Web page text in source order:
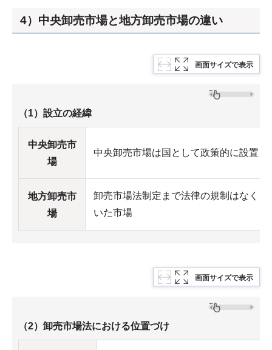
4）中央卸売市場と地方卸売市場の違い
画面サイズで表示
（1）設立の経緯
中央卸売市
場
中央卸売市場は国として政策的に設置し
地方卸売市
場
卸売市場法制定まで法律の規制はなく
いた市場
画面サイズで表示
（2）卸売市場法における位置づけ